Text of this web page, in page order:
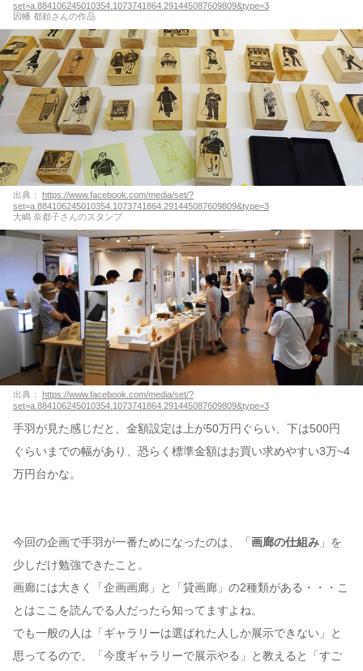
set=a.884106245010354.1073741864.291445087609809&type=3
因幡 都頼さんの作品
出典：
https://www.facebook.com/media/set/?
set=a.884106245010354.1073741864.291445087609809&type=3
大嶋 奈都子さんのスタンプ
出典：
https://www.facebook.com/media/set/?
set=a.884106245010354.1073741864.291445087609809&type=3
手羽が見た感じだと、金額設定は上が50万円ぐらい、下は500円
ぐらいまでの幅があり、恐らく標準金額はお買い求めやすい3万~4
万円台かな。
今回の企画で手羽が一番ためになったのは、「 画廊の仕組み 」を
少しだけ勉強できたこと。
画廊には大きく「企画画廊」と「貸画廊」の2種類がある・・・こ
とはここを読んでる人だったら知ってますよね。
でも一般の人は「ギャラリーは選ばれた人しか展示できない」と
思ってるので、「今度ギャラリーで展示やる」と教えると「すご